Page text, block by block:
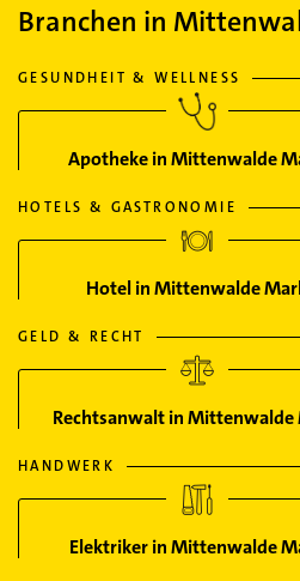
Branchen in
GESUNDHEIT & WELLNESS
Apotheke in Mittenwalde
HOTELS & GASTRONOMIE
Hotel in Mittenwalde
GELD & RECHT
Rechtsanwalt in Mittenwalde
HANDWERK
Elektriker in Mittenwalde